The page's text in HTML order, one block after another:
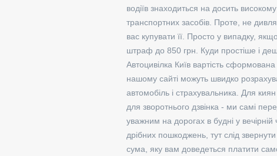
водіїв знаходиться на досить
транспортних засобів. Проте, не
вас купувати її. Просто у випадку,
штраф до 850 грн. Куди простіше і
Автоцивілка Київ вартість
нашому сайті можуть швидко
автомобіль і страхувальника. Для
для зворотнього дзвінка - ми самі
уважним на дорогах в будні у
дрібних пошкоджень, тут слід
сума, яку вам доведеться платити